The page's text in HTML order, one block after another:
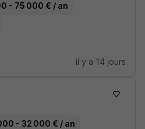
- 75 000 € / an
il y a 14 jours
- 32 000 € / an